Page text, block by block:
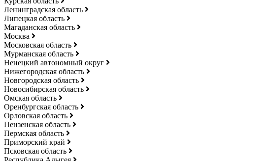
Ленинградская область
Липецкая область
Магаданская область
Москва
Московская область
Мурманская область
Ненецкий автономный округ
Нижегородская область
Новгородская область
Новосибирская область
Омская область
Оренбургская область
Орловская область
Пензенская область
Пермская область
Приморский край
Псковская область